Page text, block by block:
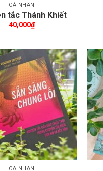
CÁ NHÂN
tắc Thánh Khiết
40,000₫
Thêm wishlist
CÁ NHÂN